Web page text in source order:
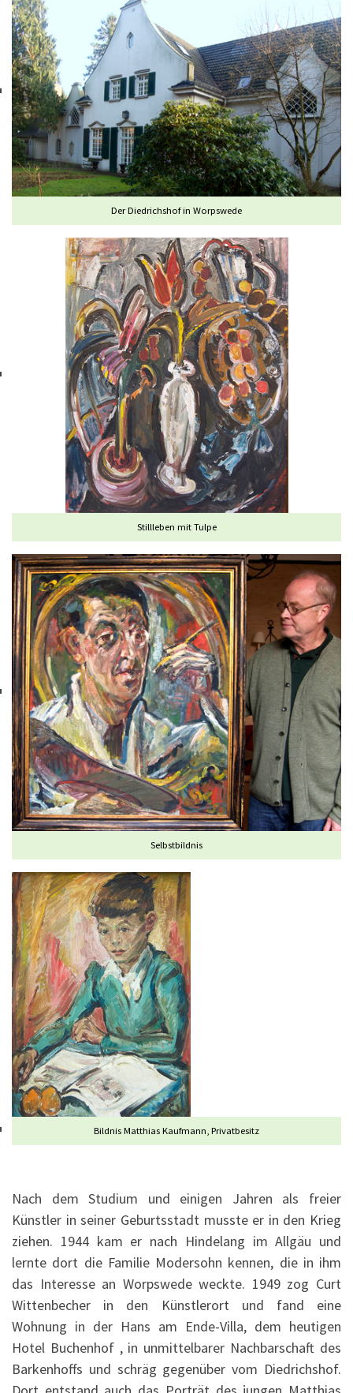
Der Diedrichshof in Worpswede
Stillleben mit Tulpe
Selbstbildnis
Bildnis Matthias Kaufmann, Privatbesitz
Nach dem Studium und einigen Jahren als freier
Künstler in seiner Geburtsstadt musste er in den Krieg
ziehen. 1944 kam er nach Hindelang im Allgäu und
lernte dort die Familie Modersohn kennen, die in ihm
das Interesse an Worpswede weckte. 1949 zog Curt
Wittenbecher in den Künstlerort und fand eine
Wohnung in der Hans am Ende-Villa, dem heutigen
Hotel Buchenhof , in unmittelbarer Nachbarschaft des
Barkenhoffs und schräg gegenüber vom Diedrichshof.